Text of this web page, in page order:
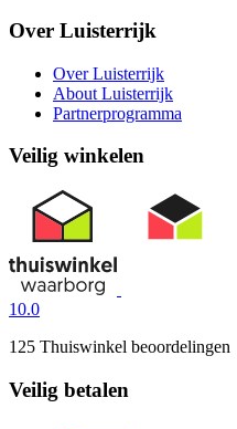
Over Luisterrijk
Over Luisterrijk
About Luisterrijk
Partnerprogramma
Veilig winkelen
10.0
125 Thuiswinkel beoordelingen
Veilig betalen